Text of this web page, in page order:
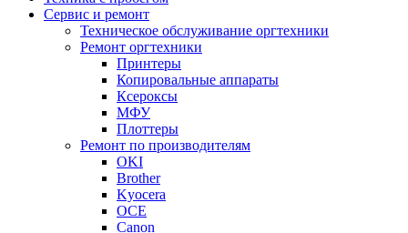
Сервис и ремонт
Техническое обслуживание оргтехники
Ремонт оргтехники
Принтеры
Копировальные аппараты
Ксероксы
МФУ
Плоттеры
Ремонт по производителям
OKI
Brother
Kyocera
OCE
Canon